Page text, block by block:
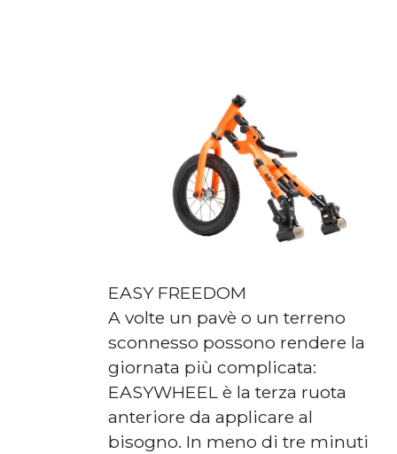
EASY FREEDOM
A volte un pavè o un terreno
sconnesso possono rendere la
giornata più complicata:
EASYWHEEL è la terza ruota
anteriore da applicare al
bisogno. In meno di tre minuti